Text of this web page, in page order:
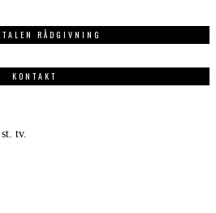
RÅDGIVNING
KONTAKT
tv.